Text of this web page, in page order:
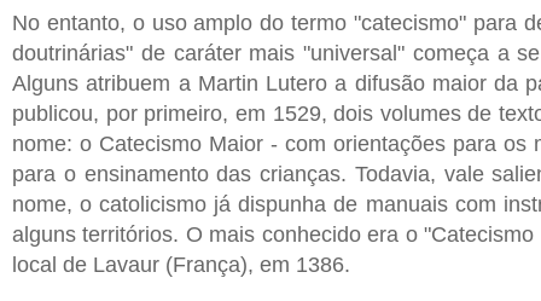
No entanto, o uso amplo do termo "catecismo" para
doutrinárias" de caráter mais "universal" começa a
Alguns atribuem a Martin Lutero a difusão maior da
publicou, por primeiro, em 1529, dois volumes de
nome: o Catecismo Maior - com orientações para os
para o ensinamento das crianças. Todavia, vale
nome, o catolicismo já dispunha de manuais com
alguns territórios. O mais conhecido era o
local de Lavaur (França), em 1386.